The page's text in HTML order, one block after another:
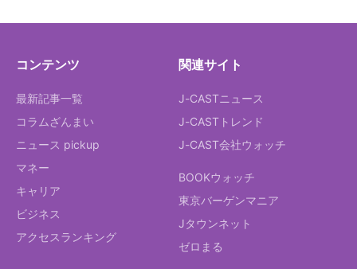
コンテンツ
最新記事一覧
コラムざんまい
ニュース pickup
マネー
キャリア
ビジネス
アクセスランキング
関連サイト
J-CASTニュース
J-CASTトレンド
J-CAST会社ウォッチ
BOOKウォッチ
東京バーゲンマニア
Jタウンネット
ゼロまる